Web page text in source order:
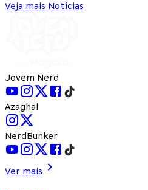
Veja mais Notícias
Jovem Nerd
Azaghal
NerdBunker
Ver mais